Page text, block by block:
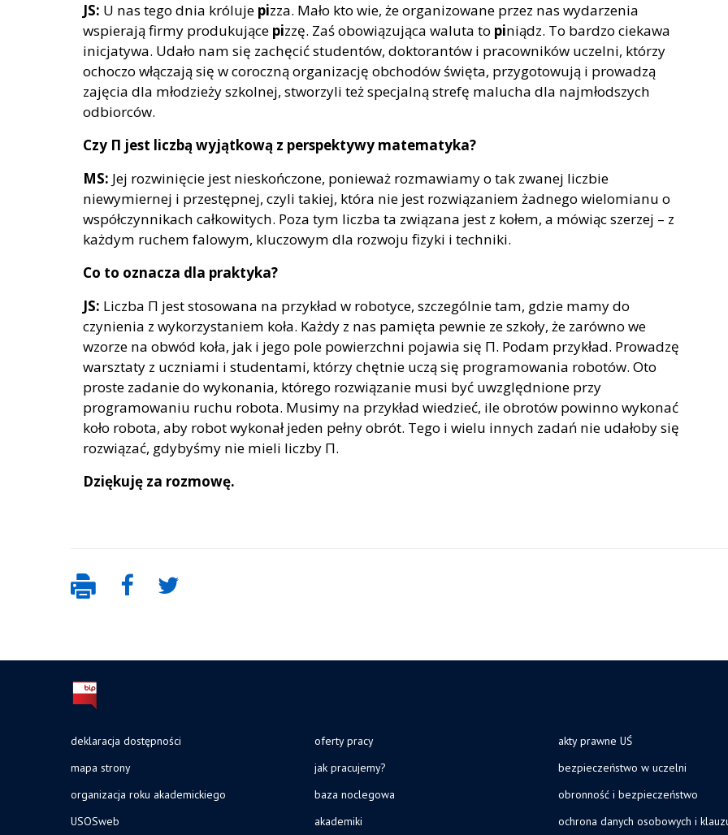
JS: U nas tego dnia króluje pizza. Mało kto wie, że organizowane przez nas wydarzenia
wspierają firmy produkujące pizzę. Zaś obowiązująca waluta to piniądz. To bardzo ciekawa
inicjatywa. Udało nam się zachęcić studentów, doktorantów i pracowników uczelni, którzy
ochoczo włączają się w coroczną organizację obchodów święta, przygotowują i prowadzą
zajęcia dla młodzieży szkolnej, stworzyli też specjalną strefę malucha dla najmłodszych
odbiorców.
Czy Π jest liczbą wyjątkową z perspektywy matematyka?
MS: Jej rozwinięcie jest nieskończone, ponieważ rozmawiamy o tak zwanej liczbie
niewymiernej i przestępnej, czyli takiej, która nie jest rozwiązaniem żadnego wielomianu o
współczynnikach całkowitych. Poza tym liczba ta związana jest z kołem, a mówiąc szerzej – z
każdym ruchem falowym, kluczowym dla rozwoju fizyki i techniki.
Co to oznacza dla praktyka?
JS: Liczba Π jest stosowana na przykład w robotyce, szczególnie tam, gdzie mamy do
czynienia z wykorzystaniem koła. Każdy z nas pamięta pewnie ze szkoły, że zarówno we
wzorze na obwód koła, jak i jego pole powierzchni pojawia się Π. Podam przykład. Prowadzę
warsztaty z uczniami i studentami, którzy chętnie uczą się programowania robotów. Oto
proste zadanie do wykonania, którego rozwiązanie musi być uwzględnione przy
programowaniu ruchu robota. Musimy na przykład wiedzieć, ile obrotów powinno wykonać
koło robota, aby robot wykonał jeden pełny obrót. Tego i wielu innych zadań nie udałoby się
rozwiązać, gdybyśmy nie mieli liczby Π.
Dziękuję za rozmowę.
deklaracja dostępności
mapa strony
organizacja roku akademickiego
USOSweb
oferty pracy
jak pracujemy?
baza noclegowa
akademiki
akty prawne UŚ
bezpieczeństwo w uczelni
obronność i bezpieczeństwo
ochrona danych osobowych i